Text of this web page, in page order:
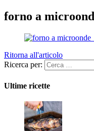
forno a
Ritorna all'articolo
Ricerca per:
Ultime ricette